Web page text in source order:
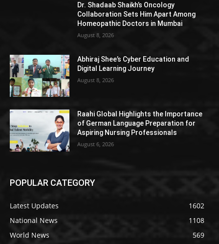
Dr. Shadaab Shaikh’s Oncology
Collaboration Sets Him Apart Among
Homeopathic Doctors in Mumbai
August 8, 2026
Abhiraj Shee’s Cyber Education and
Digital Learning Journey
August 8, 2026
Raahi Global Highlights the Importance
of German Language Preparation for
Aspiring Nursing Professionals
August 6, 2026
POPULAR CATEGORY
Latest Updates
1602
National News
1108
World News
569